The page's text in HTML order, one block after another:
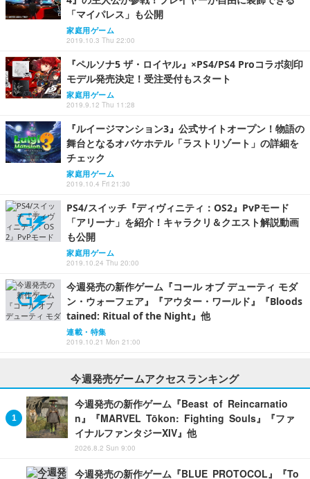
「マイパレス」も公開
家庭用ゲーム
2019.10.3 Thu 22:00
『ペルソナ5 ザ・ロイヤル』×PS4/PS4 Proコラボ刻印
モデル発売決定！受注受付もスタート
家庭用ゲーム
2019.9.12 Thu 11:28
『ルイージマンション3』公式サイトオープン！物語の
舞台となるオバケホテル「ラストリゾート」の詳細を
チェック
家庭用ゲーム
2019.10.4 Fri 21:30
PS4/スイッチ『ディヴィニティ：OS2』PvPモード
「アリーナ」を紹介！キャラクリ＆クエスト解説動画
も公開
家庭用ゲーム
2019.10.24 Thu 20:00
今週発売の新作ゲーム『コール オブ デューティ モダ
ン・ウォーフェア』『アウター・ワールド』『Bloods
tained: Ritual of the Night』他
連載・特集
2019.10.21 Mon 21:00
今週発売ゲームアクセスランキング
今週発売の新作ゲーム『Beast of Reincarnatio
n』『MARVEL Tōkon: Fighting Souls』『ファ
イナルファンタジーXIV』他
2026.8.2 Sun 9:00
今週発売の新作ゲーム『BLUE PROTOCOL』『To